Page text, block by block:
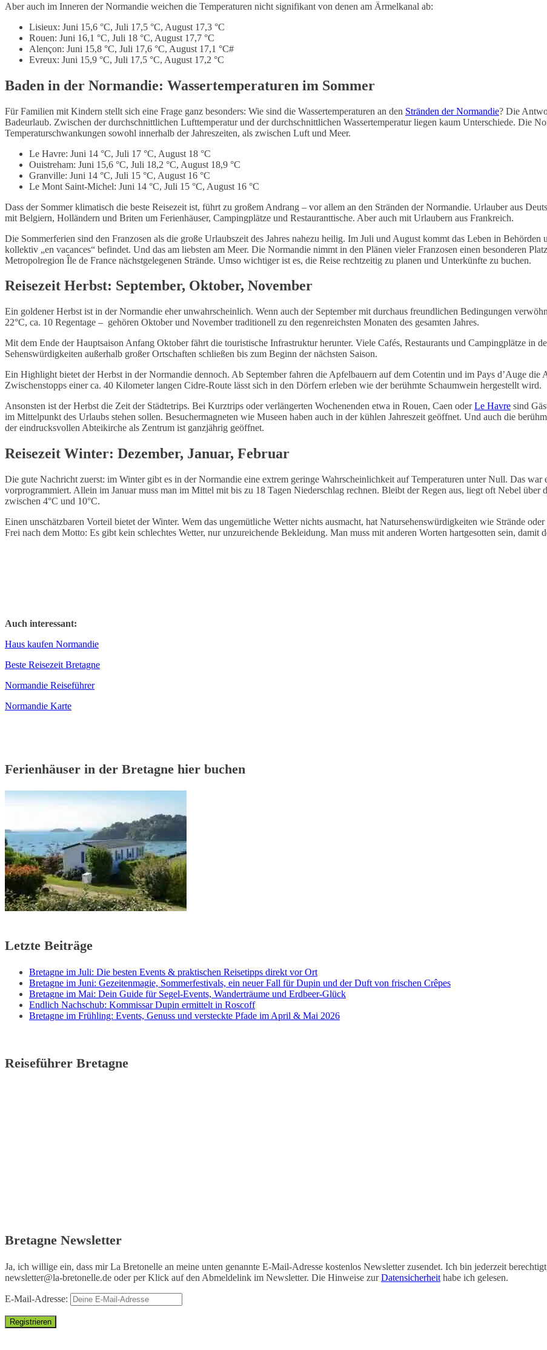
Aber auch im Inneren der Normandie weichen die Temperaturen nicht signifikant von denen am Ärmelkanal ab:
Lisieux: Juni 15,6 °C, Juli 17,5 °C, August 17,3 °C
Rouen: Juni 16,1 °C, Juli 18 °C, August 17,7 °C
Alençon: Juni 15,8 °C, Juli 17,6 °C, August 17,1 °C#
Evreux: Juni 15,9 °C, Juli 17,5 °C, August 17,2 °C
Baden in der Normandie: Wassertemperaturen im Sommer
Für Familien mit Kindern stellt sich eine Frage ganz besonders: Wie sind die Wassertemperaturen an den Stränden der Normandie? Die
Badeurlaub. Zwischen der durchschnittlichen Lufttemperatur und der durchschnittlichen Wassertemperatur liegen kaum Unterschiede. Die
Temperaturschwankungen sowohl innerhalb der Jahreszeiten, als zwischen Luft und Meer.
Le Havre: Juni 14 °C, Juli 17 °C, August 18 °C
Ouistreham: Juni 15,6 °C, Juli 18,2 °C, August 18,9 °C
Granville: Juni 14 °C, Juli 15 °C, August 16 °C
Le Mont Saint-Michel: Juni 14 °C, Juli 15 °C, August 16 °C
Dass der Sommer klimatisch die beste Reisezeit ist, führt zu großem Andrang – vor allem an den Stränden der Normandie. Urlauber aus
mit Belgiern, Holländern und Briten um Ferienhäuser, Campingplätze und Restauranttische. Aber auch mit Urlaubern aus Frankreich.
Die Sommerferien sind den Franzosen als die große Urlaubszeit des Jahres nahezu heilig. Im Juli und August kommt das Leben in
kollektiv „en vacances“ befindet. Und das am liebsten am Meer. Die Normandie nimmt in den Plänen vieler Franzosen einen besonderen
Metropolregion Île de France nächstgelegenen Strände. Umso wichtiger ist es, die Reise rechtzeitig zu planen und Unterkünfte zu buchen.
Reisezeit Herbst: September, Oktober, November
Ein goldener Herbst ist in der Normandie eher unwahrscheinlich. Wenn auch der September mit durchaus freundlichen Bedingungen
22°C, ca. 10 Regentage – gehören Oktober und November traditionell zu den regenreichsten Monaten des gesamten Jahres.
Mit dem Ende der Hauptsaison Anfang Oktober fährt die touristische Infrastruktur herunter. Viele Cafés, Restaurants und Campingplätze in
Sehenswürdigkeiten außerhalb großer Ortschaften schließen bis zum Beginn der nächsten Saison.
Ein Highlight bietet der Herbst in der Normandie dennoch. Ab September fahren die Apfelbauern auf dem Cotentin und im Pays d’Auge die
Zwischenstopps einer ca. 40 Kilometer langen Cidre-Route lässt sich in den Dörfern erleben wie der berühmte Schaumwein hergestellt wird.
Ansonsten ist der Herbst die Zeit der Städtetrips. Bei Kurztrips oder verlängerten Wochenenden etwa in Rouen, Caen oderLe Havre sind
im Mittelpunkt des Urlaubs stehen sollen. Besuchermagneten wie Museen haben auch in der kühlen Jahreszeit geöffnet. Und auch die
der eindrucksvollen Abteikirche als Zentrum ist ganzjährig geöffnet.
Reisezeit Winter: Dezember, Januar, Februar
Die gute Nachricht zuerst: im Winter gibt es in der Normandie eine extrem geringe Wahrscheinlichkeit auf Temperaturen unter Null. Das
vorprogrammiert. Allein im Januar muss man im Mittel mit bis zu 18 Tagen Niederschlag rechnen. Bleibt der Regen aus, liegt oft Nebel über
zwischen 4°C und 10°C.
Einen unschätzbaren Vorteil bietet der Winter. Wem das ungemütliche Wetter nichts ausmacht, hat Natursehenswürdigkeiten wie Strände
Frei nach dem Motto: Es gibt kein schlechtes Wetter, nur unzureichende Bekleidung. Man muss mit anderen Worten hartgesotten sein,
Auch interessant:
Haus kaufen Normandie
Beste Reisezeit Bretagne
Normandie Reiseführer
Normandie Karte
Ferienhäuser in der Bretagne hier buchen
Letzte Beiträge
Bretagne im Juli: Die besten Events & praktischen Reisetipps direkt vor Ort
Bretagne im Juni: Gezeitenmagie, Sommerfestivals, ein neuer Fall für Dupin und der Duft von frischen Crêpes
Bretagne im Mai: Dein Guide für Segel-Events, Wanderträume und Erdbeer-Glück
Endlich Nachschub: Kommissar Dupin ermittelt in Roscoff
Bretagne im Frühling: Events, Genuss und versteckte Pfade im April & Mai 2026
Reiseführer Bretagne
Bretagne Newsletter
Ja, ich willige ein, dass mir La Bretonelle an meine unten genannte E-Mail-Adresse kostenlos Newsletter zusendet. Ich bin jederzeit
newsletter@la-bretonelle.de oder per Klick auf den Abmeldelink im Newsletter. Die Hinweise zurDatensicherheit habe ich gelesen.
E-Mail-Adresse: